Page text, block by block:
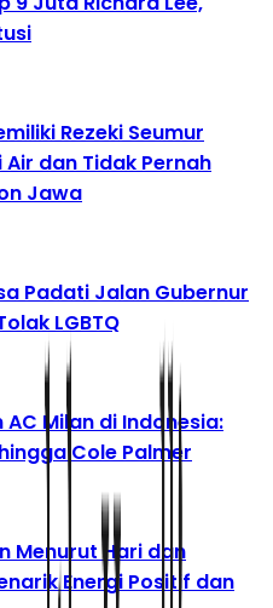
Rezeki Seumur
dan Tidak Pernah
Jawa
Padati Jalan Gubernur
LGBTQ
Milan di Indonesia:
Cole Palmer
Menurut Hari dan
Energi Positif dan